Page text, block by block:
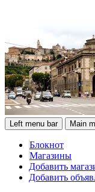
Left menu bar Main
Блокнот
Магазины
Добавить
Добавить